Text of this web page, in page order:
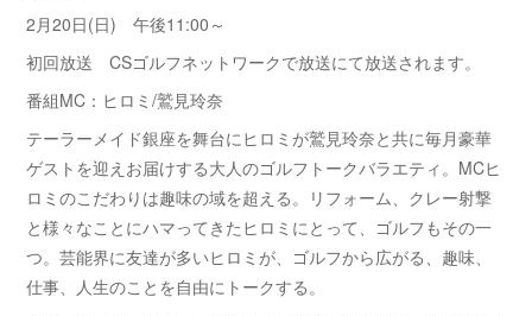
2月20日(日) 午後11:00～
初回放送 CSゴルフネットワークで放送にて放送されます。
番組MC：ヒロミ/鷲見玲奈
テーラーメイド銀座を舞台にヒロミが鷲見玲奈と共に毎月豪華
ゲストを迎えお届けする大人のゴルフトークバラエティ。MCヒ
ロミのこだわりは趣味の域を超える。リフォーム、クレー射撃
と様々なことにハマってきたヒロミにとって、ゴルフもその一
つ。芸能界に友達が多いヒロミが、ゴルフから広がる、趣味、
仕事、人生のことを自由にトークする。